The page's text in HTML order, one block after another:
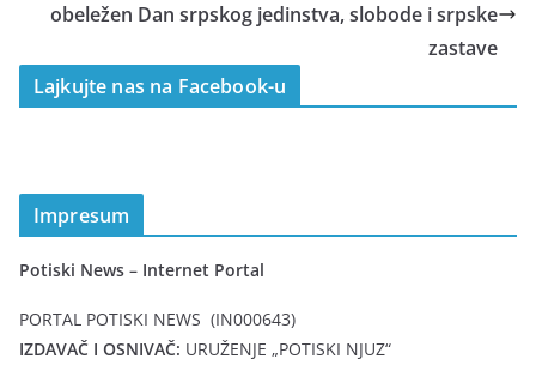
obeležen Dan srpskog jedinstva, slobode i srpske
zastave
Lajkujte nas na Facebook-u
Impresum
Potiski News – Internet Portal
PORTAL POTISKI NEWS (IN000643)
IZDAVAČ I OSNIVAČ: URUŽENJE „POTISKI NJUZ“